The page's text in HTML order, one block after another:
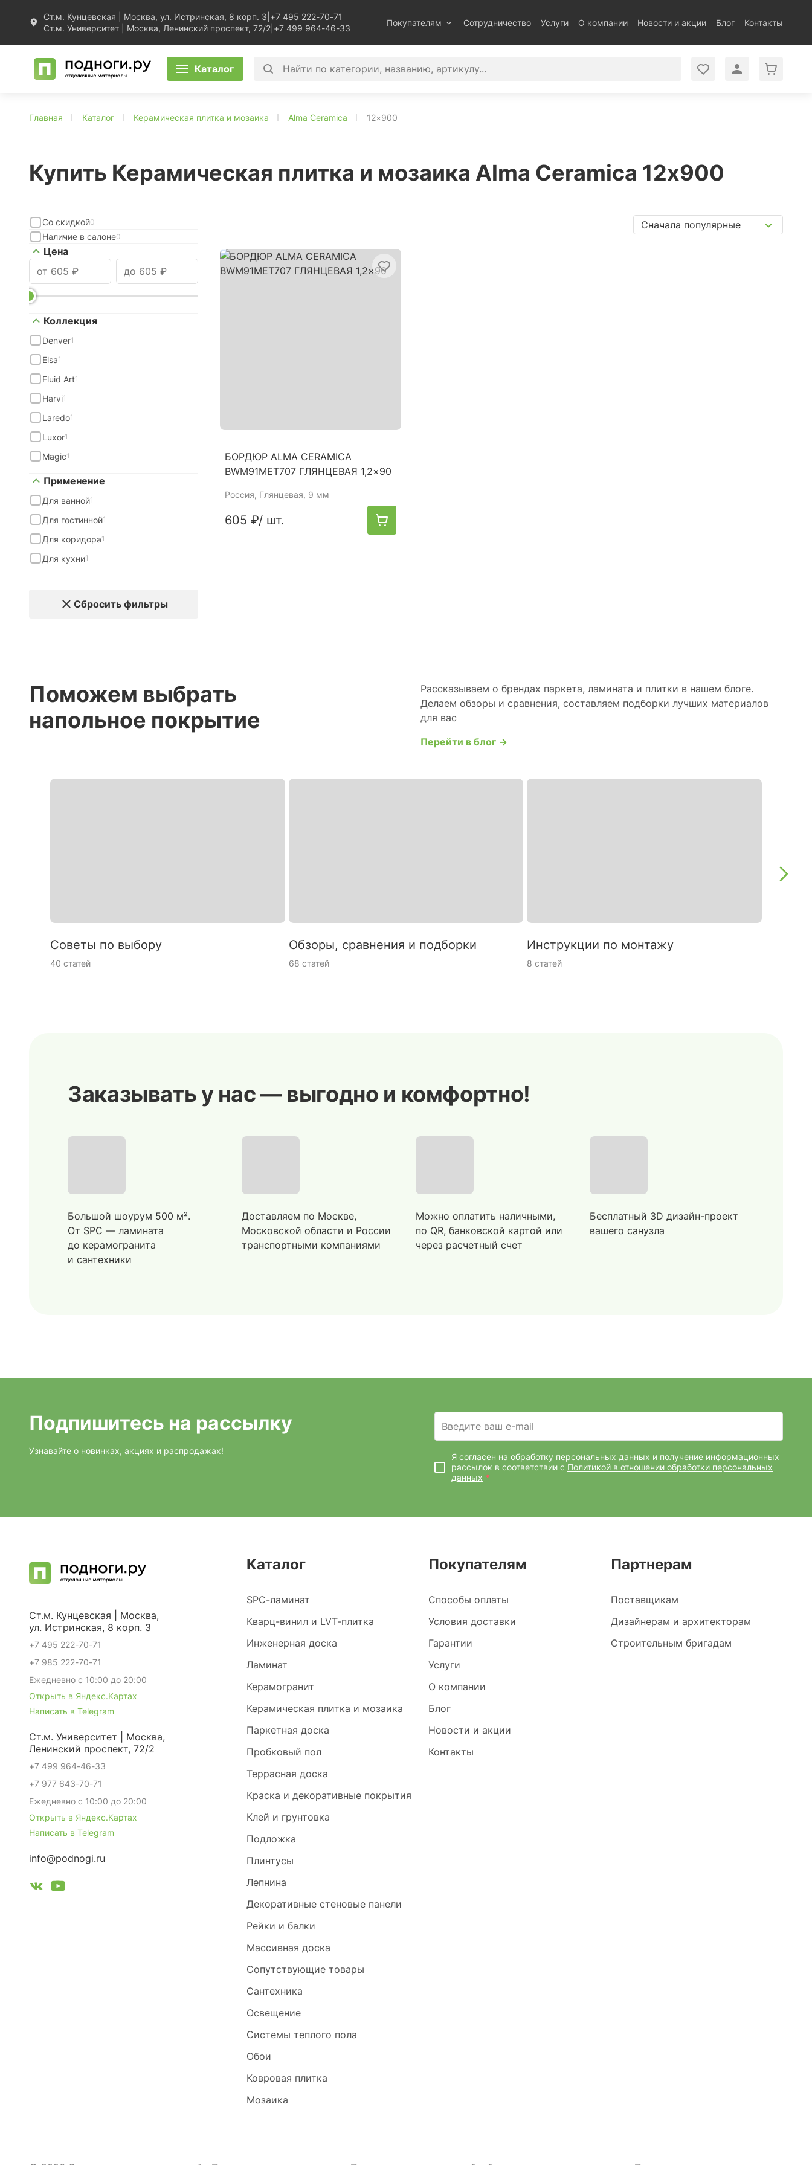
Ст.м. Кунцевская | Москва, ул. Истринская, 8 корп. 3 +7 495 222-70-71
Ст.м. Университет | Москва, Ленинский проспект, 72/2 +7 499 964-46-33
Покупателям Сотрудничество Услуги О компании Новости и акции Блог Контакты
Каталог
Главная Каталог Керамическая плитка и мозаика Alma Ceramica 12×900
Купить Керамическая плитка и мозаика Alma Ceramica 12x900
Со скидкой0
Наличие в салоне0
Цена
Коллекция
Denver1
Elsa1
Fluid Art1
Harvi1
Laredo1
Luxor1
Magic1
Применение
Для ванной1
Для гостинной1
Для коридора1
Для кухни1
Сбросить фильтры
Сначала популярные
БОРДЮР ALMA CERAMICA
BWM91MET707 ГЛЯНЦЕВАЯ 1,2×90
Россия, Глянцевая, 9 мм
605 ₽/ шт.
Поможем выбрать
напольное покрытие
Рассказываем о брендах паркета, ламината и плитки в нашем блоге.
Делаем обзоры и сравнения, составляем подборки лучших материалов
для вас
Перейти в блог →
Советы по выбору
40 статей
Обзоры, сравнения и подборки
68 статей
Инструкции по монтажу
8 статей
Заказывать у нас — выгодно и комфортно!
Большой шоурум 500 м².
От SPC — ламината
до керамогранита
и сантехники
Доставляем по Москве,
Московской области и России
транспортными компаниями
Можно оплатить наличными,
по QR, банковской картой или
через расчетный счет
Бесплатный 3D дизайн-проект
вашего санузла
Подпишитесь на рассылку
Узнавайте о новинках, акциях и распродажах!
Введите ваш e-mail
Я согласен на обработку персональных данных и получение информационных
рассылок в соответствии с Политикой в отношении обработки персональных
данных *
Каталог
SPC-ламинат
Кварц-винил и LVT-плитка
Инженерная доска
Ламинат
Керамогранит
Керамическая плитка и мозаика
Паркетная доска
Пробковый пол
Террасная доска
Краска и декоративные покрытия
Клей и грунтовка
Подложка
Плинтусы
Лепнина
Декоративные стеновые панели
Рейки и балки
Массивная доска
Сопутствующие товары
Сантехника
Освещение
Системы теплого пола
Обои
Ковровая плитка
Мозаика
Покупателям
Способы оплаты
Условия доставки
Гарантии
Услуги
О компании
Блог
Новости и акции
Контакты
Партнерам
Поставщикам
Дизайнерам и архитекторам
Строительным бригадам
Ст.м. Кунцевская | Москва,
ул. Истринская, 8 корп. 3
+7 495 222-70-71
+7 985 222-70-71
Ежедневно с 10:00 до 20:00
Открыть в Яндекс.Картах
Написать в Telegram
Ст.м. Университет | Москва,
Ленинский проспект, 72/2
+7 499 964-46-33
+7 977 643-70-71
Ежедневно с 10:00 до 20:00
Открыть в Яндекс.Картах
Написать в Telegram
info@podnogi.ru